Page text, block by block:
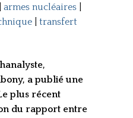
armes nucléaires|
| transfert
a publié une
plus récent
du rapport entre